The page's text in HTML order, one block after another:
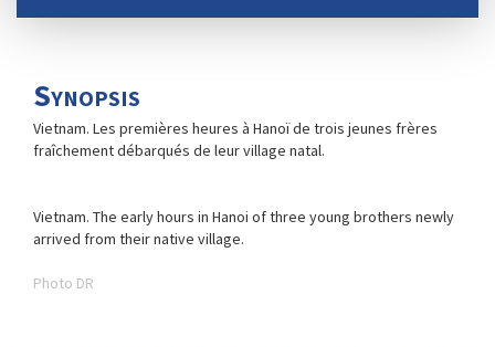
Synopsis
Vietnam. Les premières heures à Hanoï de trois jeunes frères
fraîchement débarqués de leur village natal.
Vietnam. The early hours in Hanoi of three young brothers newly
arrived from their native village.
Photo DR